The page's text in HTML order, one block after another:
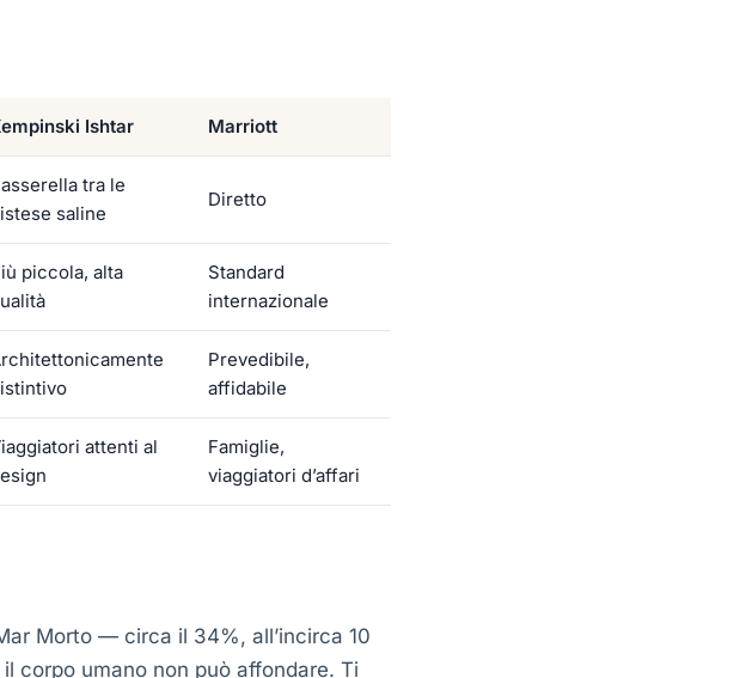
Ishtar Marriott
tra le
saline
Diretto
piccola, alta
Standard
internazionale
Prevedibile,
affidabile
attenti al
Famiglie,
viaggiatori d’affari
Morto — circa il 34%, all’incirca 10
corpo umano non può affondare. Ti